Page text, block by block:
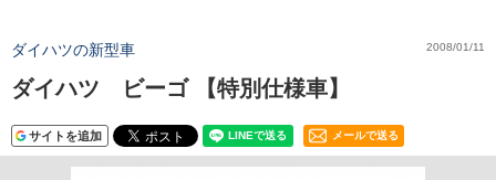
ダイハツの新型車 2008/01/11
ダイハツ ビーゴ 【特別仕様車】
サイトを追加 メールで送る